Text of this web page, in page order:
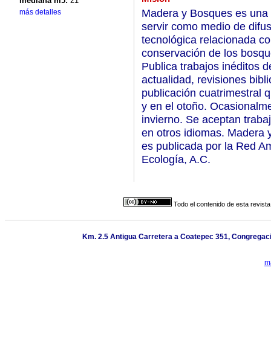
más detalles
Madera y Bosques es
servir como medio de
tecnológica relacionada
conservación de los
Publica trabajos inéditos
actualidad, revisiones
publicación cuatrimestral
y en el otoño.
invierno. Se aceptan
en otros idiomas. Madera
es publicada por la Red
Ecología, A.C.
Todo el contenido de esta
Km. 2.5 Antigua Carretera a Coatepec 351,